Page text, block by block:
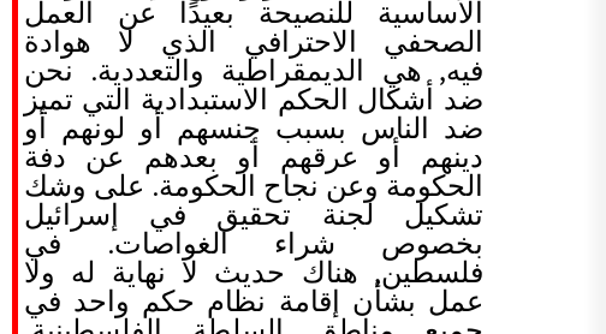
الأساسية للنصيحة بعيدًا عن العمل
الصحفي الاحترافي الذي لا هوادة
فيه, هي الديمقراطية والتعددية. نحن
ضد أشكال الحكم الاستبدادية التي تميز
ضد الناس بسبب جنسهم أو لونهم أو
دينهم أو عرقهم أو بعدهم عن دفة
الحكومة وعن نجاح الحكومة. على وشك
تشكيل لجنة تحقيق في إسرائيل
بخصوص شراء الغواصات. في
فلسطين, هناك حديث لا نهاية له ولا
عمل بشأن إقامة نظام حكم واحد في